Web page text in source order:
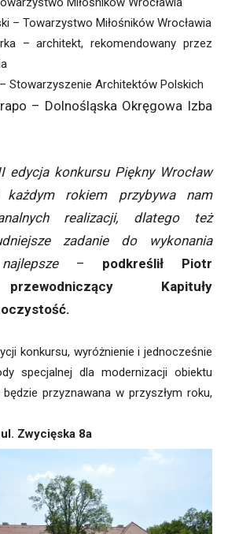
– Towarzystwo Miłośników Wrocławia
– architekt, rekomendowany przez
Stowarzyszenie Architektów Polskich
– Dolnośląska Okręgowa Izba
edycja konkursu Piękny Wrocław
rokiem przybywa nam
realizacji, dlatego też
zadanie do wykonania
– podkreślił Piotr
Kapituły
konkursu, wyróżnienie i jednocześnie
specjalnej dla modernizacji obiektu
przyznawana w przyszłym roku,
Zwycięska 8a